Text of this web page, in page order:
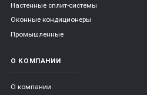
Настенные сплит-системы
Оконные кондиционеры
Промышленные
О КОМПАНИИ
О компании